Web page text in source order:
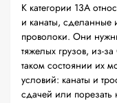
К категории 13А
и канаты, сделанные
проволоки. Они
тяжелых грузов, из-
таком состоянии их
условий: канаты и
сдачей или порезать